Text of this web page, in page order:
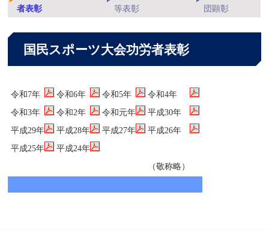
者表彰
等表彰
団顕彰
国民スポーツ大会功労者表彰
令和7年 令和6年 令和5年
令和4年
令和3年
令和2年 令和元年
平成30年
平成29年
平成28年 平成27年
平成26年
平成25年
平成24年
（敬称略）